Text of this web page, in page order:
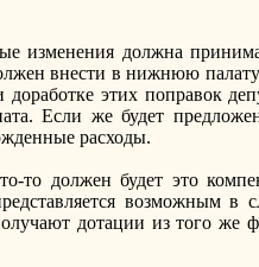
изменения должна
внести в нижнюю палату
этих поправок
Если же будет
расходы.
то должен будет это
возможным в
дотации из того же